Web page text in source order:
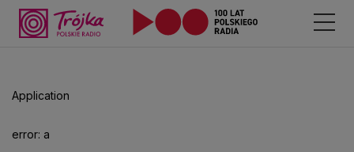
Application
error: a
aby
odtwarzać.